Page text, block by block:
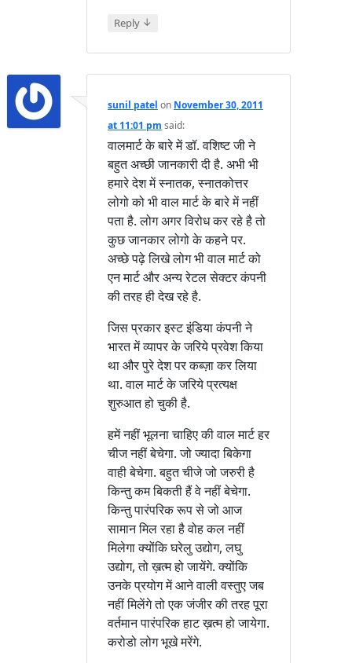
Reply ↓
sunil patel on November 30, 2011
at 11:01 pm said:
वालमार्ट के बारे में डॉ. वशिष्ट जी ने
बहुत अच्छी जानकारी दी है. अभी भी
हमारे देश में स्नातक, स्नातकोत्तर
लोगो को भी वाल मार्ट के बारे में नहीं
पता है. लोग अगर विरोध कर रहे है तो
कुछ जानकार लोगो के कहने पर.
अच्छे पढ़े लिखे लोग भी वाल मार्ट को
एन मार्ट और अन्य रेटल सेक्टर कंपनी
की तरह ही देख रहे है.
जिस प्रकार इस्ट इंडिया कंपनी ने
भारत में व्यापर के जरिये प्रवेश किया
था और पुरे देश पर कब्ज़ा कर लिया
था. वाल मार्ट के जरिये प्रत्यक्ष
शुरुआत हो चुकी है.
हमें नहीं भूलना चाहिए की वाल मार्ट हर
चीज नहीं बेचेगा. जो ज्यादा बिकेगा
वाही बेचेगा. बहुत चीजे जो जरुरी है
किन्तु कम बिकती हैं वे नहीं बेचेगा.
किन्तु पारंपरिक रूप से जो आज
सामान मिल रहा है वोह कल नहीं
मिलेगा क्योंकि घरेलु उद्योग, लघु
उद्योग, तो ख़त्म हो जायेंगे. क्योंकि
उनके प्रयोग में आने वाली वस्तुए जब
नहीं मिलेंगे तो एक जंजीर की तरह पूरा
वर्तमान पारंपरिक हाट ख़त्म हो जायेगा.
करोडो लोग भूखे मरेंगे.